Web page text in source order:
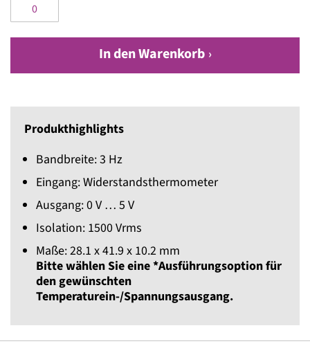
In den Warenkorb
Produkthighlights
Bandbreite: 3 Hz
Eingang: Widerstandsthermometer
Ausgang: 0 V … 5 V
Isolation: 1500 Vrms
Maße: 28.1 x 41.9 x 10.2 mm
Bitte wählen Sie eine *Ausführungsoption für
den gewünschten
Temperaturein-/Spannungsausgang.